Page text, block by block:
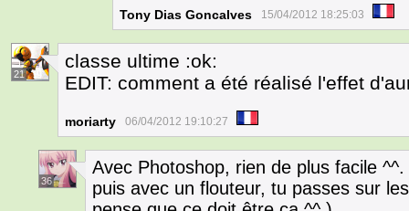
Tony Dias Goncalves 15/04/2012 18:25:03
21
classe ultime :ok:
EDIT: comment a été réalisé l'effet
moriarty 06/04/2012 19:10:27
36
Avec Photoshop, rien de plus facile
puis avec un flouteur, tu passes sur